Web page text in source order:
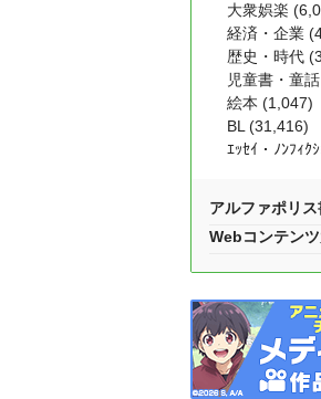
大衆娯楽
経済・企業
歴史・時代
児童書・童
絵本 (1,047)
BL (31,416)
ｴｯｾｲ・ﾉﾝﾌｨｸ
アルファポリ
Webコンテン